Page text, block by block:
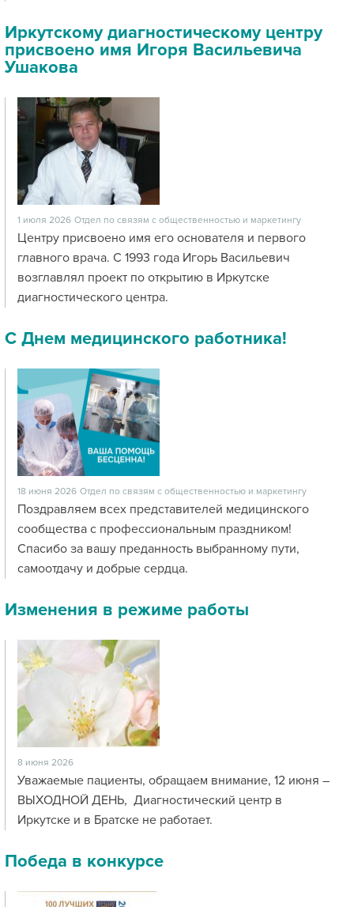
Иркутскому диагностическому центру
присвоено имя Игоря Васильевича
Ушакова
1 июля 2026 Отдел по связям с общественностью и маркетингу
Центру присвоено имя его основателя и первого
главного врача. С 1993 года Игорь Васильевич
возглавлял проект по открытию в Иркутске
диагностического центра.
С Днем медицинского работника!
18 июня 2026 Отдел по связям с общественностью и маркетингу
Поздравляем всех представителей медицинского
сообщества с профессиональным праздником!
Спасибо за вашу преданность выбранному пути,
самоотдачу и добрые сердца.
Изменения в режиме работы
8 июня 2026
Уважаемые пациенты, обращаем внимание, 12 июня –
ВЫХОДНОЙ ДЕНЬ, Диагностический центр в
Иркутске и в Братске не работает.
Победа в конкурсе